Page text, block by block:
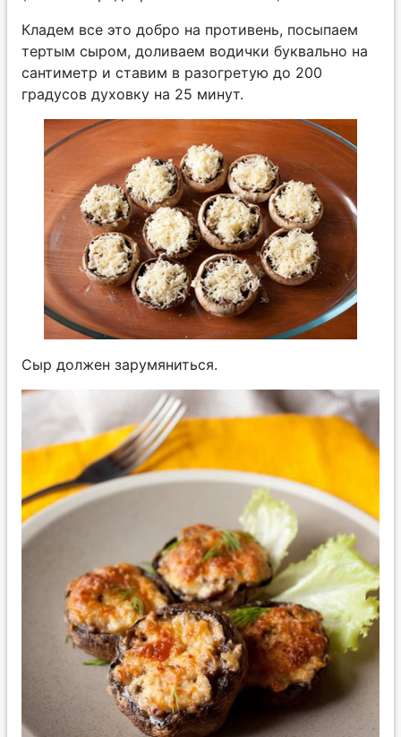
Кладем все это добро на противень, посыпаем
тертым сыром, доливаем водички буквально на
сантиметр и ставим в разогретую до 200
градусов духовку на 25 минут.
Сыр должен зарумяниться.